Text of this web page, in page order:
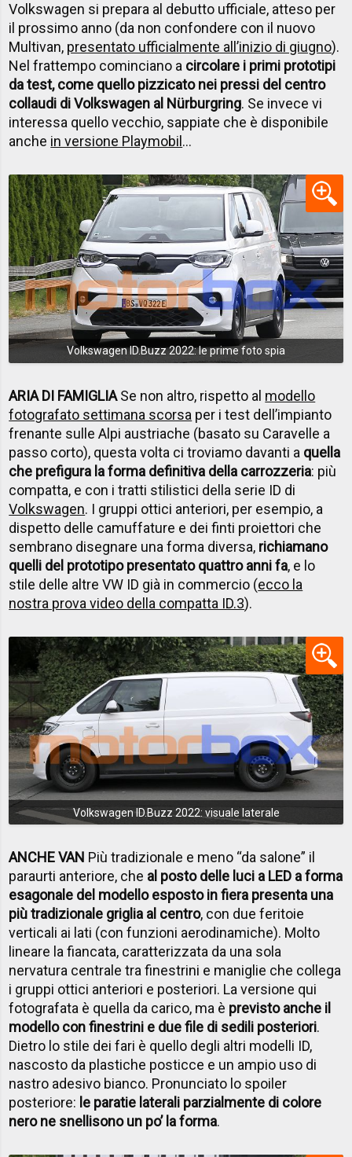
Volkswagen si prepara al debutto ufficiale, atteso per
il prossimo anno (da non confondere con il nuovo
Multivan, presentato ufficialmente all’inizio di giugno).
Nel frattempo cominciano a circolare i primi prototipi
da test, come quello pizzicato nei pressi del centro
collaudi di Volkswagen al Nürburgring. Se invece vi
interessa quello vecchio, sappiate che è disponibile
anche in versione Playmobil ...
Volkswagen ID.Buzz 2022: le prime foto spia
ARIA DI FAMIGLIASe non altro, rispetto al modello
fotografato settimana scorsa per i test dell’impianto
frenante sulle Alpi austriache (basato su Caravelle a
passo corto), questa volta ci troviamo davanti a quella
che prefigura la forma definitiva della carrozzeria: più
compatta, e con i tratti stilistici della serie ID di
Volkswagen. I gruppi ottici anteriori, per esempio, a
dispetto delle camuffature e dei finti proiettori che
sembrano disegnare una forma diversa, richiamano
quelli del prototipo presentato quattro anni fa, e lo
stile delle altre VW ID già in commercio (ecco la
nostra prova video della compatta ID.3).
Volkswagen ID.Buzz 2022: visuale laterale
ANCHE VAN Più tradizionale e meno “da salone” il
paraurti anteriore, che al posto delle luci a LED a forma
esagonale del modello esposto in fiera presenta una
più tradizionale griglia al centro, con due feritoie
verticali ai lati (con funzioni aerodinamiche). Molto
lineare la fiancata, caratterizzata da una sola
nervatura centrale tra finestrini e maniglie che collega
i gruppi ottici anteriori e posteriori. La versione qui
fotografata è quella da carico, ma è previsto anche il
modello con finestrini e due file di sedili posteriori.
Dietro lo stile dei fari è quello degli altri modelli ID,
nascosto da plastiche posticce e un ampio uso di
nastro adesivo bianco. Pronunciato lo spoiler
posteriore: le paratie laterali parzialmente di colore
nero ne snellisono un po’ la forma.